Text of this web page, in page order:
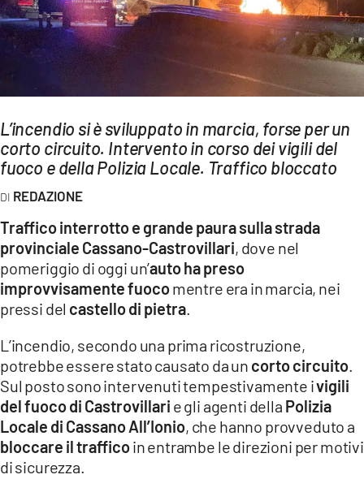
Streaming
LAC TV
LAC NETWORK
LAC ONAIR
LaC
Network
LACONAIR.IT
LACITYMAG.IT
ILREGGINO.IT
ILVIBONESE.IT
CATANZAROCHANNEL.IT
LACAPITALENEWS.IT
App
L’incendio si è sviluppato in marcia, forse per un
corto circuito. Intervento in corso dei vigili del
fuoco e della Polizia Locale. Traffico bloccato
REDAZIONE
Traffico interrotto e grande paura sulla strada
provinciale Cassano-Castrovillari, dove nel
pomeriggio di oggi un’auto ha preso
improvvisamente fuocomentre era in marcia, nei
pressi del castello di pietra
L’incendio, secondo una prima ricostruzione,
potrebbe essere stato causato da un corto circuito.
Sul posto sono intervenuti tempestivamente ivigili
del fuoco di Castrovillari e gli agenti della Polizia
Locale di Cassano All’Ionio, che hanno provveduto a
bloccare il trafficoin entrambe le direzioni per motivi
di sicurezza.